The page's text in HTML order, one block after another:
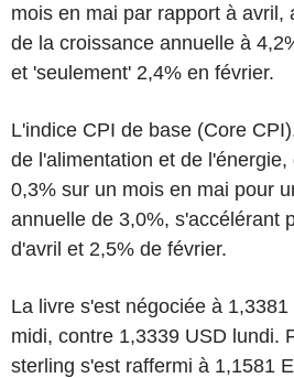
mois en mai par rapport à avril,
de la croissance annuelle à
et 'seulement' 2,4% en février.
L'indice CPI de base (Core
de l'alimentation et de
0,3% sur un mois en mai pour
annuelle de 3,0%, s'accélérant
d'avril et 2,5% de février.
La livre s'est négociée à
midi, contre 1,3339 USD lundi.
sterling s'est raffermi à 1,1581